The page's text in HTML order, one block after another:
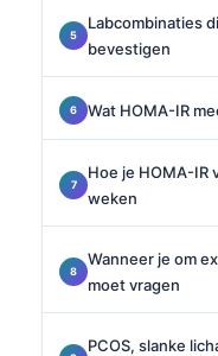
Labcombinaties
bevestigen
Wat HOMA-IR
Hoe je HOMA-IR
weken
Wanneer je om
moet vragen
PCOS, slanke